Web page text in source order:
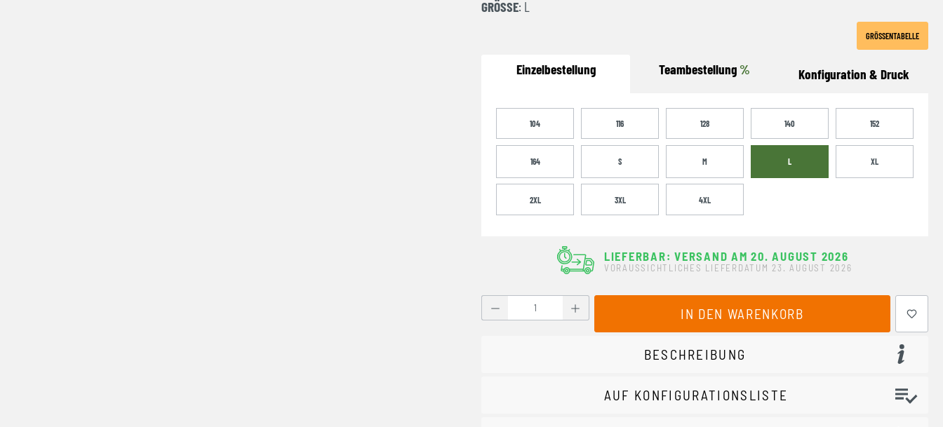
GRÖSSE : L
GRÖSSENTABELLE
Einzelbestellung Teambestellung % Konfiguration & Druck
104 116 128 140 152
164 S M L XL
2XL 3XL 4XL
LIEFERBAR: VERSAND AM 20. AUGUST 2026
VORAUSSICHTLICHES LIEFERDATUM 23. AUGUST 2026
Produkt Anzahl: Gib den gewünschten Wert ein oder benutze die Schaltflächen
IN DEN WARENKORB
BESCHREIBUNG
AUF KONFIGURATIONSLISTE